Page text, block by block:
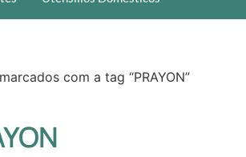
com a tag “PRAYON”